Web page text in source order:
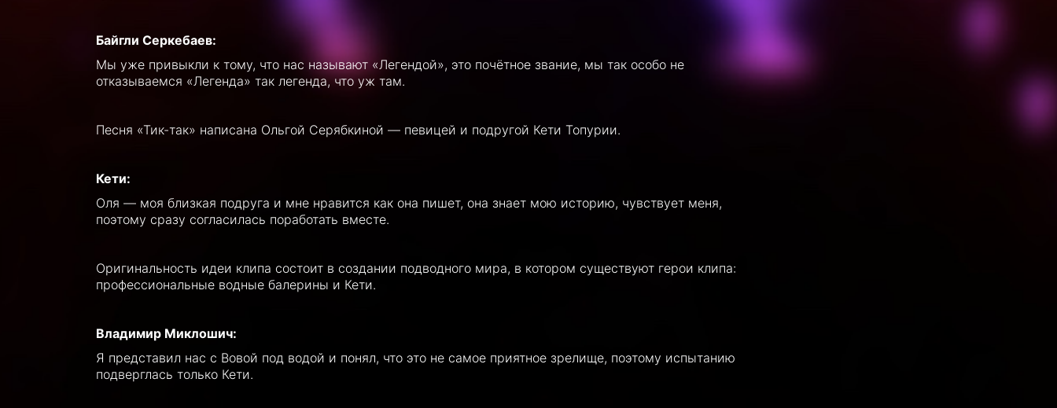
Байгли Серкебаев:
Мы уже привыкли к тому, что нас называют «Легендой», это почётное звание, мы так особо не
отказываемся «Легенда» так легенда, что уж там.
Песня «Тик-так» написана Ольгой Серябкиной — певицей и подругой Кети Топурии.
Кети:
Оля — моя близкая подруга и мне нравится как она пишет, она знает мою историю, чувствует меня,
поэтому сразу согласилась поработать вместе.
Оригинальность идеи клипа состоит в создании подводного мира, в котором существуют герои клипа:
профессиональные водные балерины и Кети.
Владимир Миклошич:
Я представил нас с Вовой под водой и понял, что это не самое приятное зрелище, поэтому испытанию
подверглась только Кети.